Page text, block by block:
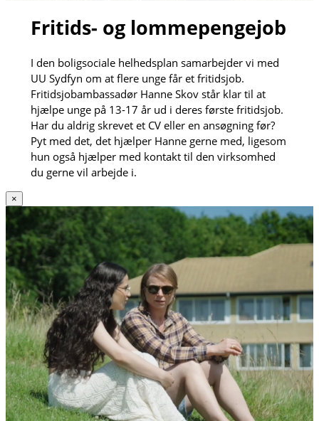
Fritids- og lommepengejob
I den boligsociale helhedsplan samarbejder vi med
UU Sydfyn om at flere unge får et fritidsjob.
Fritidsjobambassadør Hanne Skov står klar til at
hjælpe unge på 13-17 år ud i deres første fritidsjob.
Har du aldrig skrevet et CV eller en ansøgning før?
Pyt med det, det hjælper Hanne gerne med, ligesom
hun også hjælper med kontakt til den virksomhed
du gerne vil arbejde i.
×